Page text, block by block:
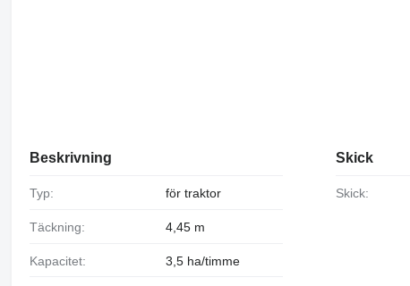
Beskrivning
Typ: för traktor
Täckning: 4,45 m
Kapacitet: 3,5 ha/timme
Skick
Skick: